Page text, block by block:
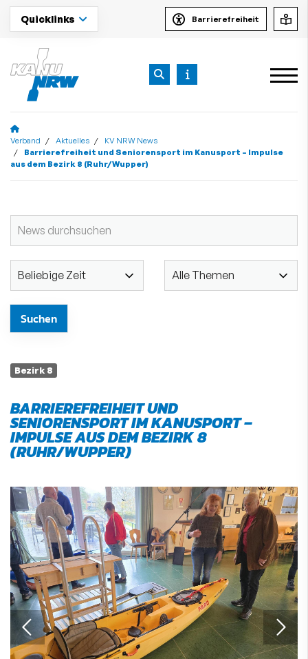
Quicklinks Barrierefreiheit
Verband Aktuelles
KV NRW News
Barrierefreiheit und Seniorensport im Kanusport – Impulse
aus dem Bezirk 8 (Ruhr/Wupper)
Bezirk 8
BARRIEREFREIHEIT UND
SENIORENSPORT IM KANUSPORT –
IMPULSE AUS DEM BEZIRK 8
(RUHR/WUPPER)